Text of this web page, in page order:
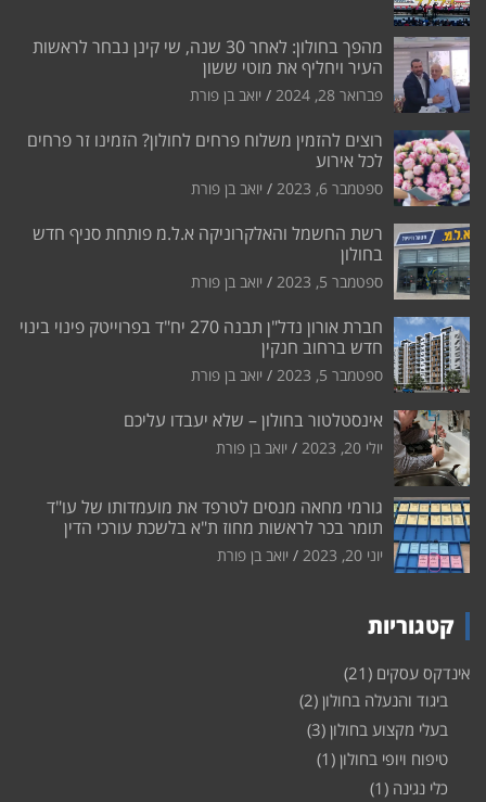
מהפך בחולון: לאחר 30 שנה, שי קינן נבחר לראשות
העיר ויחליף את מוטי ששון
פברואר 28, 2024 יואב בן פורת
רוצים להזמין משלוח פרחים לחולון? הזמינו זר פרחים
לכל אירוע
ספטמבר 6, 2023 יואב בן פורת
רשת החשמל והאלקרוניקה א.ל.מ פותחת סניף חדש
בחולון
ספטמבר 5, 2023 יואב בן פורת
חברת אורון נדל"ן תבנה 270 יח"ד בפרוייטק פינוי בינוי
חדש ברחוב חנקין
ספטמבר 5, 2023 יואב בן פורת
אינסטלטור בחולון – שלא יעבדו עליכם
יולי 20, 2023 יואב בן פורת
גורמי מחאה מנסים לטרפד את מועמדותו של עו"ד
תומר בכר לראשות מחוז ת"א בלשכת עורכי הדין
יוני 20, 2023 יואב בן פורת
קטגוריות
אינדקס עסקים (21)
ביגוד והנעלה בחולון (2)
בעלי מקצוע בחולון (3)
טיפוח ויופי בחולון (1)
כלי נגינה (1)